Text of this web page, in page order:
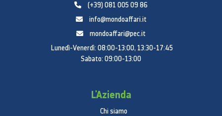
(+39) 081 005 09 86
info@mondoaffari.it
mondoaffari@pec.it
Lunedì-Venerdì: 08:00-13:00, 13:30-17:45
Sabato: 09:00-13:00
L'Azienda
Chi siamo